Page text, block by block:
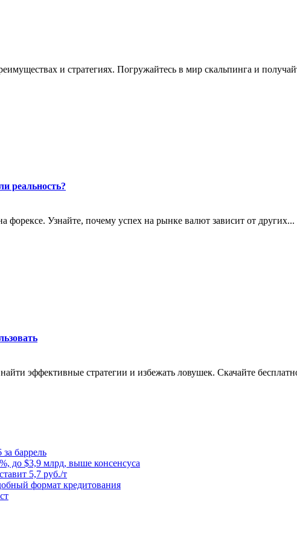
и стратегиях. Погружайтесь в мир скальпинга и
реальность?
форексе. Узнайте, почему успех на рынке валют зависит от других...
эффективные стратегии и избежать ловушек. Скачайте
баррель
до $3,9 млрд, выше консенсуса
5,7 руб./т
формат кредитования